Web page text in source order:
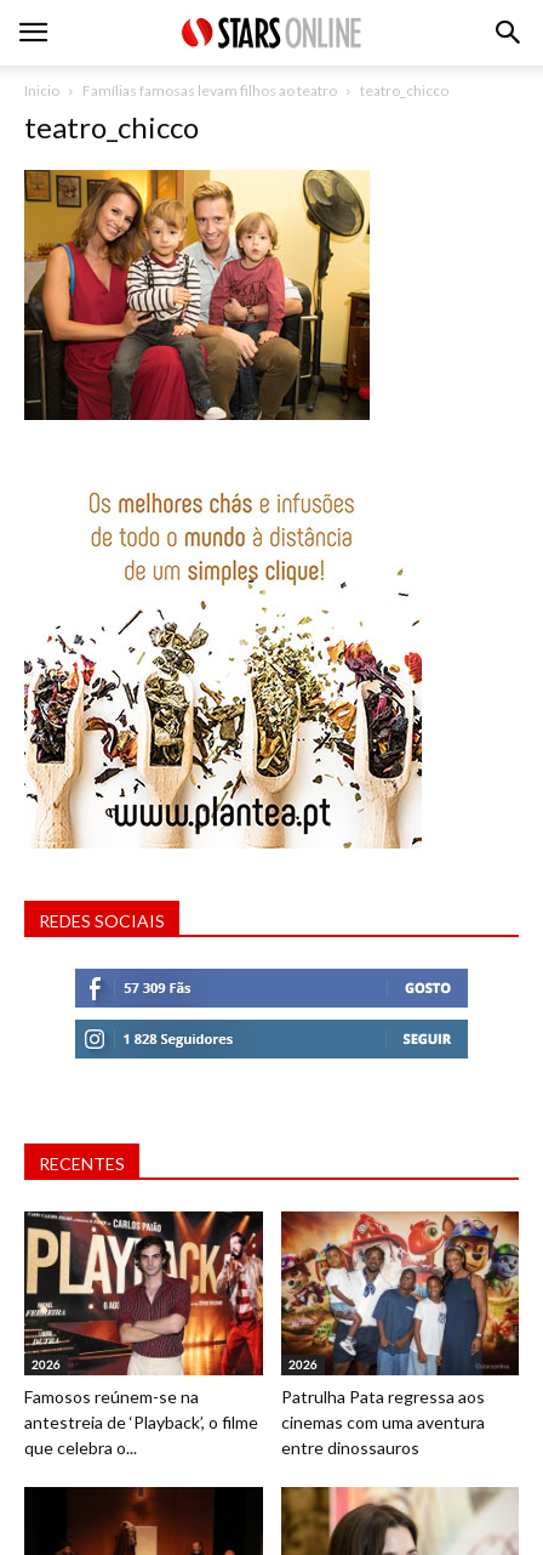
Inicio Famílias famosas levam filhos ao teatro teatro_chicco
teatro_chicco
REDES SOCIAIS
RECENTES
2026
Famosos reúnem-se na
antestreia de ‘Playback’, o filme
que celebra o...
2026
Patrulha Pata regressa aos
cinemas com uma aventura
entre dinossauros